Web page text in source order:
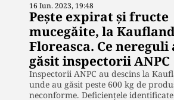
16 Iun. 2023, 19:48
Pește expirat și fructe
mucegăite, la
Floreasca. Ce nereguli
găsit inspectorii ANPC
Inspectorii ANPC au descins la
unde au găsit peste 600 kg de
neconforme. Deficienţele